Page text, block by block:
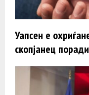
Уапсен е
скопјанец